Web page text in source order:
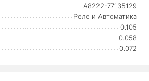
A8222-77135129
Реле и Автоматика
0.105
0.058
0.072